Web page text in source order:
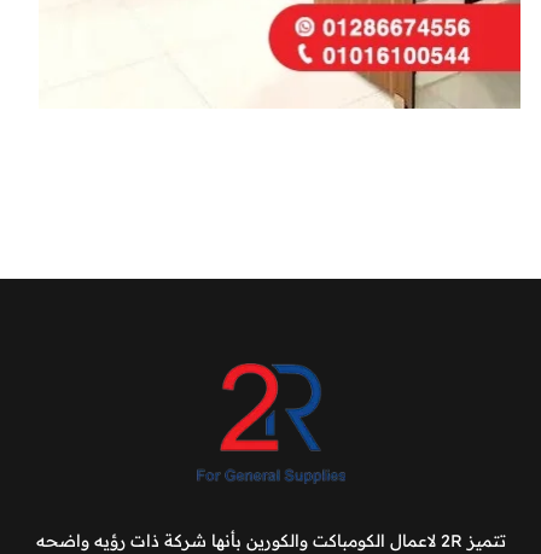
تتميز 2R لاعمال الكومباكت والكورين بأنها شركة ذات رؤيه واضحه